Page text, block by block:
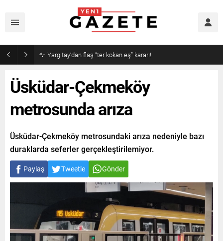
Narin cinayetinde amcadan olay mektup!
Üsküdar-Çekmeköy
metrosunda arıza
Üsküdar-Çekmeköy metrosundaki arıza nedeniyle bazı
duraklarda seferler gerçekleştirilemiyor.
Paylaş Tweetle Gönder